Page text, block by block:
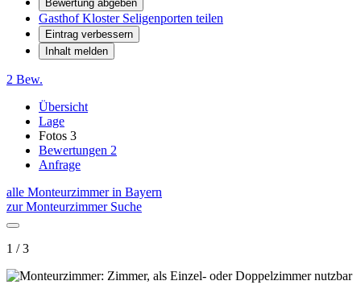
Bewertung abgeben
Gasthof Kloster Seligenporten teilen
Eintrag verbessern
Inhalt melden
2 Bew.
Übersicht
Lage
Fotos 3
Bewertungen 2
Anfrage
alle Monteurzimmer in Bayern
zur Monteurzimmer Suche
1 / 3